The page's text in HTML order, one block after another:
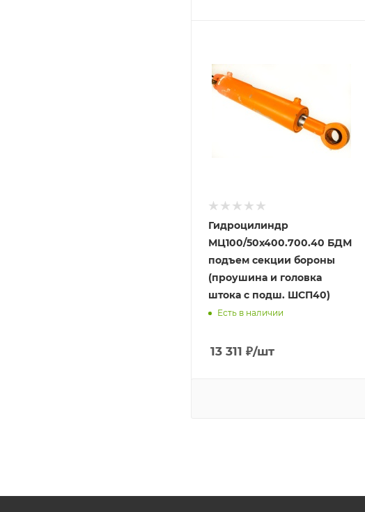
Гидроцилиндр
МЦ100/50х400.700.40 БДМ
подъем секции бороны
(проушина и головка
штока с подш. ШСП40)
Есть в наличии
13 311 ₽/шт